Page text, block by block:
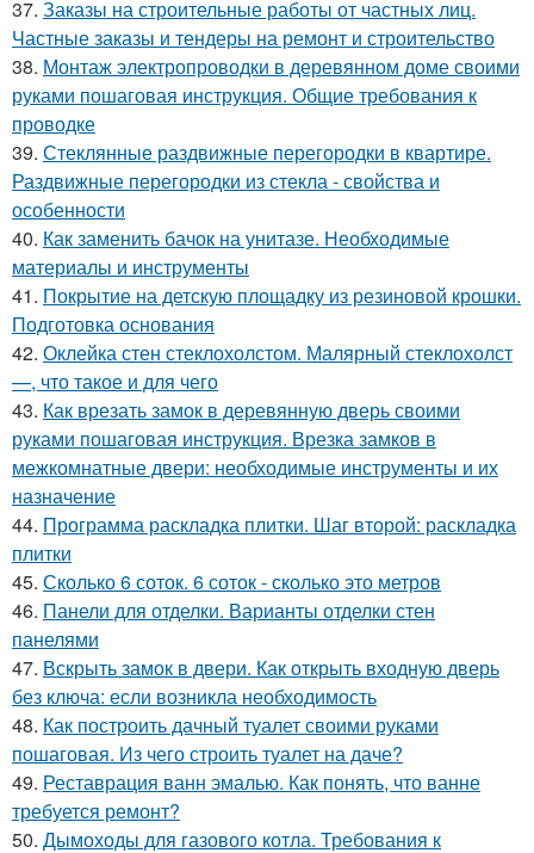
37. Заказы на строительные работы от частных лиц.
Частные заказы и тендеры на ремонт и строительство
38. Монтаж электропроводки в деревянном доме своими
руками пошаговая инструкция. Общие требования к
проводке
39. Стеклянные раздвижные перегородки в квартире.
Раздвижные перегородки из стекла - свойства и
особенности
40. Как заменить бачок на унитазе. Необходимые
материалы и инструменты
41. Покрытие на детскую площадку из резиновой крошки.
Подготовка основания
42. Оклейка стен стеклохолстом. Малярный стеклохолст
—, что такое и для чего
43. Как врезать замок в деревянную дверь своими
руками пошаговая инструкция. Врезка замков в
межкомнатные двери: необходимые инструменты и их
назначение
44. Программа раскладка плитки. Шаг второй: раскладка
плитки
45. Сколько 6 соток. 6 соток - сколько это метров
46. Панели для отделки. Варианты отделки стен
панелями
47. Вскрыть замок в двери. Как открыть входную дверь
без ключа: если возникла необходимость
48. Как построить дачный туалет своими руками
пошаговая. Из чего строить туалет на даче?
49. Реставрация ванн эмалью. Как понять, что ванне
требуется ремонт?
50. Дымоходы для газового котла. Требования к